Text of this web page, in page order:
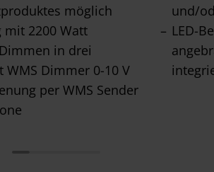
möglich
mit 2200 Watt
in drei
WMS Dimmer 0-10 V
per WMS Sender
und/
LED-